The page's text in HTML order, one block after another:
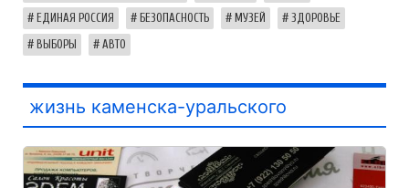
ЕДИНАЯ РОССИЯ БЕЗОПАСНОСТЬ МУЗЕЙ ЗДОРОВЬЕ
ВЫБОРЫ АВТО
жизнь каменска-уральского